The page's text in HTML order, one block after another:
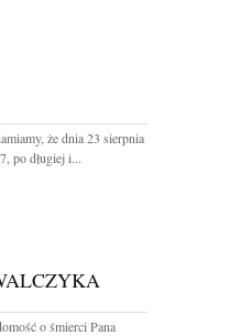
że dnia 23 sierpnia
po długiej i...
o śmierci Pana